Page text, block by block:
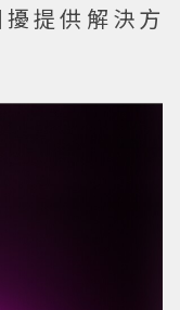
提供解決方